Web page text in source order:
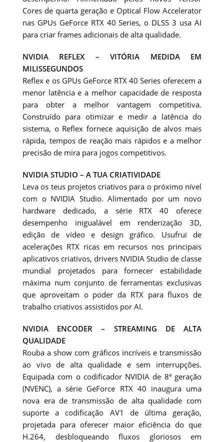
Cores de quarta geração e Optical Flow Accelerator
nas GPUs GeForce RTX 40 Series, o DLSS 3 usa AI
para criar frames adicionais de alta qualidade.
NVIDIA REFLEX – VITÓRIA MEDIDA EM
MILISSEGUNDOS
Reflex e os GPUs GeForce RTX 40 Series oferecem a
menor latência e a melhor capacidade de resposta
para obter a melhor vantagem competitiva.
Construído para otimizar e medir a latência do
sistema, o Reflex fornece aquisição de alvos mais
rápida, tempos de reação mais rápidos e a melhor
precisão de mira para jogos competitivos.
NVIDIA STUDIO – A TUA CRIATIVIDADE
Leva os teus projetos criativos para o próximo nível
com o NVIDIA Studio. Alimentado por um novo
hardware dedicado, a série RTX 40 oferece
desempenho inigualável em renderização 3D,
edição de vídeo e design gráfico. Usufrui de
acelerações RTX ricas em recursos nos principais
aplicativos criativos, drivers NVIDIA Studio de classe
mundial projetados para fornecer estabilidade
máxima num conjunto de ferramentas exclusivas
que aproveitam o poder da RTX para fluxos de
trabalho criativos assistidos por AI.
NVIDIA ENCODER – STREAMING DE ALTA
QUALIDADE
Rouba a show com gráficos incríveis e transmissão
ao vivo de alta qualidade e sem interrupções.
Equipada com o codificador NVIDIA de 8ª geração
(NVENC), a série GeForce RTX 40 inaugura uma
nova era de transmissão de alta qualidade com
suporte a codificação AV1 de última geração,
projetada para oferecer maior eficiência do que
H.264, desbloqueando fluxos gloriosos em